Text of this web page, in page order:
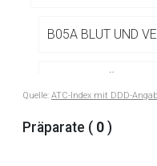
B05A BLUT UND
B05D LÖSUNGEN
Quelle: ATC-Index mit DDD-
Präparate ( 0 )